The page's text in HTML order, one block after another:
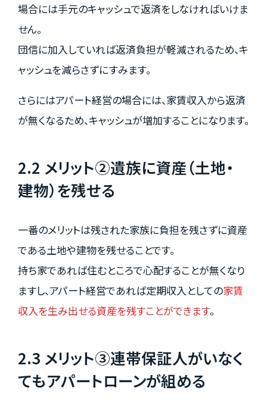
場合には手元のキャッシュで返済をしなければいけま
せん。
団信に加入していれば返済負担が軽減されるため、キ
ャッシュを減らさずにすみます。
さらにはアパート経営の場合には、家賃収入から返済
が無くなるため、キャッシュが増加することになります。
2.2 メリット②遺族に資産（土地・
建物）を残せる
一番のメリットは残された家族に負担を残さずに資産
である土地や建物を残せることです。
持ち家であれば住むところで心配することが無くなり
ますし、アパート経営であれば定期収入としての家賃
収入を生み出せる資産を残すことができます。
2.3 メリット③連帯保証人がいなく
てもアパートローンが組める